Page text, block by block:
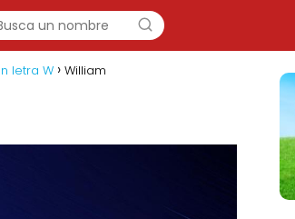
letra W William